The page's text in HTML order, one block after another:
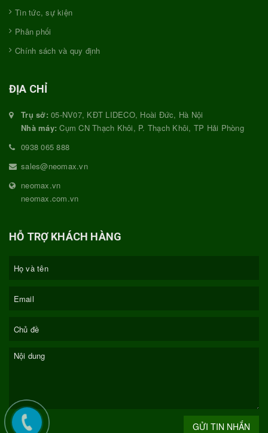
Tin tức, sự kiện
Phân phối
Chính sách và quy định
ĐỊA CHỈ
Trụ sở: 05-NV07, KĐT LIDECO, Hoài Đức, Hà Nội
Nhà máy: Cụm CN Thạch Khôi, P. Thạch Khôi, TP Hải Phòng
0938 065 888
sales@neomax.vn
neomax.vn
neomax.com.vn
HỖ TRỢ KHÁCH HÀNG
GỬI TIN NHẮN